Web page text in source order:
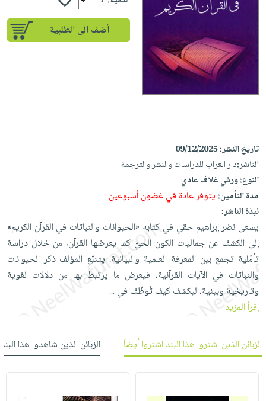
إختياراتنا
أكاديمية
صندوق
English
iKitab
حدود
أسئلة
على
Android
تحميل
iKitab
على
Apple
أسئلة
طرحها
تحميل
masmu3
على
على
Apple
المواضيع
الأكثر
مبيعاً
وسائل
تعليمية
الصحة
والعناية
العناية
الشخصية
العناية
وتصفيف
العناية
بالجسم
العناية
بالأسنان
الحمية
والسفرة
جديد
الكل
أواني
الطهي
أدوات
الخبز
أدوات
المائدة
الأوعية
والتخزين
أدوات
متجر
الهدايا
أقسام
الأكثر
مبيعاً
العودة
اكسسوارات
كتب
اكسسوارات
شحن
مجاني
بنود
مختارة
كل
الاشتراكات
صندوق
أضف الى الطلبية
تاريخ النشر:09/12/2025
الناشر:دار العراب للدراسات والنشر والترجمة
النوع:ورقي غلاف عادي
مدة التأمين:يتوفر عادة في غضون أسبوعين
نبذة الناشر:
يسعى نضر إبراهيم حقي في كتابه «الحيوانات والنباتات في القرآن الكريم»
إلى الكشف عن جماليات الكون الحيّ كما يعرضها القرآن، من خلال دراسة
تأمّلية تجمع بين المعرفة العلمية والبيانية. يتتبّع المؤلف ذكر الحيوانات
والنباتات في الآيات القرآنية، فيعرض ما يرتبط بها من دلالات لغوية
وتاريخية وبيئية، ليكشف كيف تُوظّف في...
إقرأ المزيد
الزبائن الذين اشتروا هذا البند اشتروا أيضاً الزبائن الذين شاهدوا هذا